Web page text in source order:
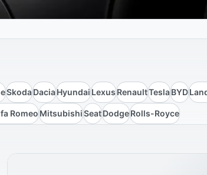
SkodaDaciaHyundaiLexusRenaultTeslaBYD
RomeoMitsubishiSeatDodgeRolls-Royce